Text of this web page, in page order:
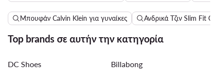
Μπουφάν Calvin Klein για γυναίκες Ανδρικά Τζιν Slim Fit
Top brands σε αυτήν την κατηγορία
DC Shoes Billabong